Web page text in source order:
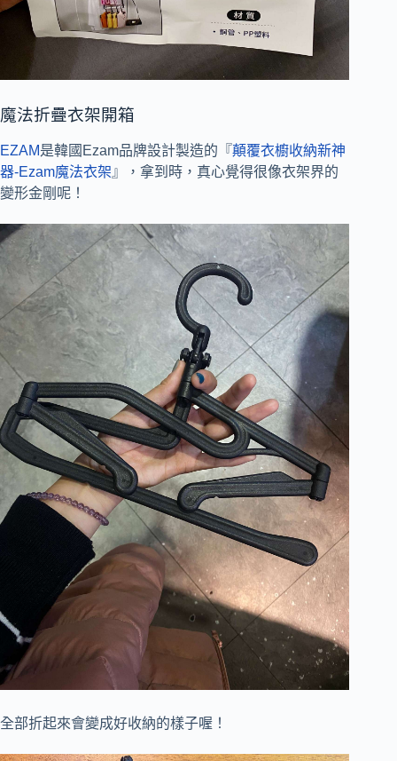
魔法折疊衣架開箱
EZAM是韓國Ezam品牌設計製造的『顛覆衣櫥收納新神
器-Ezam魔法衣架 』，拿到時，真心覺得很像衣架界的
變形金剛呢！
全部折起來會變成好收納的樣子喔！